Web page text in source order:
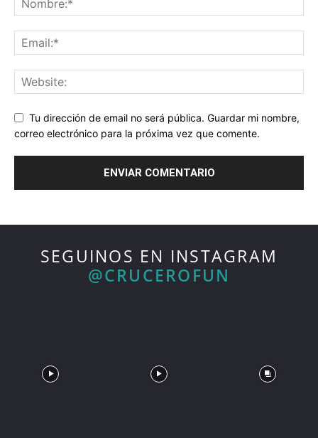
Tu dirección de email no será pública. Guardar mi nombre,
correo electrónico para la próxima vez que comente.
SEGUINOS EN INSTAGRAM
@CRUCEROFUN